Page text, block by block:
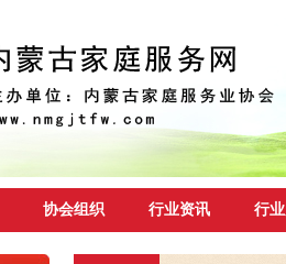
协会组织 行业资讯 行